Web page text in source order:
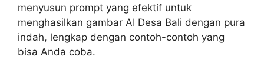
menyusun prompt yang efektif untuk
menghasilkan gambar AI Desa Bali dengan pura
indah, lengkap dengan contoh-contoh yang
bisa Anda coba.